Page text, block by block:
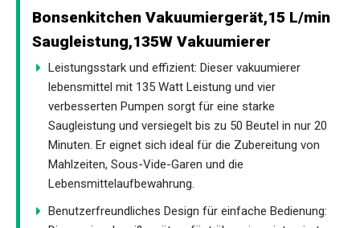
Bonsenkitchen Vakuumiergerät,15 L/min
Saugleistung,135W Vakuumierer
Leistungsstark und effizient: Dieser vakuumierer
lebensmittel mit 135 Watt Leistung und vier
verbesserten Pumpen sorgt für eine starke
Saugleistung und versiegelt bis zu 50 Beutel in nur 20
Minuten. Er eignet sich ideal für die Zubereitung von
Mahlzeiten, Sous-Vide-Garen und die
Lebensmittelaufbewahrung.
Benutzerfreundliches Design für einfache Bedienung: